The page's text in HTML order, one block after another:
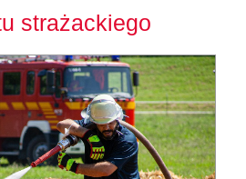
strażackiego